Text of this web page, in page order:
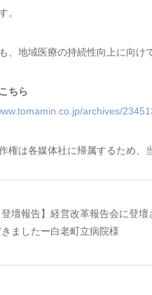
。
、地域医療の持続性向上に向け
ちら
archives/
権は各媒体社に帰属するため、
登壇報告】経営改革報告会に登壇
きましたー白老町立病院様